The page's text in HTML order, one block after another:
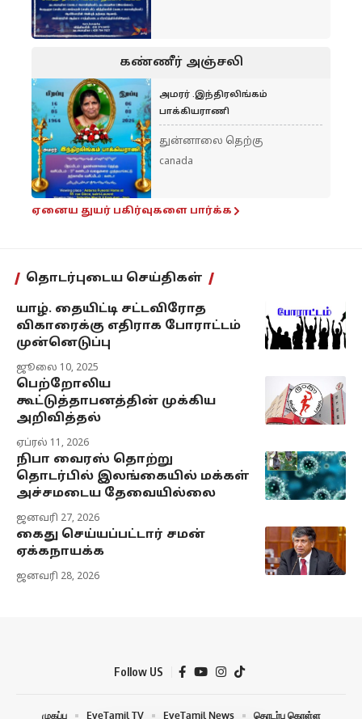
கண்ணீர் அஞ்சலி
அமரர் .இந்திரலிங்கம்
பாக்கியராணி
துன்னாலை தெற்கு
canada
ஏனைய துயர் பகிர்வுகளை பார்க்க
தொடர்புடைய செய்திகள்
யாழ். தையிட்டி சட்டவிரோத
விகாரைக்கு எதிராக போராட்டம்
முன்னெடுப்பு
ஜூலை 10, 2025
பெற்றோலிய
கூட்டுத்தாபனத்தின் முக்கிய
அறிவித்தல்
ஏப்ரல் 11, 2026
நிபா வைரஸ் தொற்று
தொடர்பில் இலங்கையில் மக்கள்
அச்சமடைய தேவையில்லை
ஜனவரி 27, 2026
கைது செய்யப்பட்டார் சமன்
ஏக்கநாயக்க
ஜனவரி 28, 2026
Follow US
முகப்பு EyeTamil TV EyeTamil News தொடர்பு கொள்ள